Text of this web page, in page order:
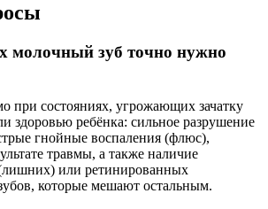
молочный зуб точно нужно
при состояниях, угрожающих зачатку
здоровью ребёнка: сильное разрушение
гнойные воспаления (флюс),
травмы, а также наличие
или ретинированных
которые мешают остальным.